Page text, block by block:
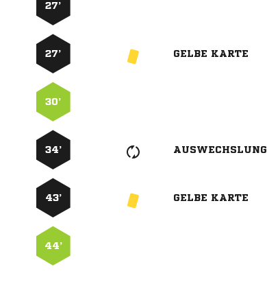
27’
27’ GELBE KARTE
30’
34’ AUSWECHSLUNG
43’ GELBE KARTE
44’